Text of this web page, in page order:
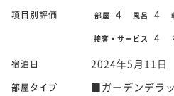
項目別評価 部屋 4 風呂 4
接客・サービス 4
宿泊日 2024年5月11日
部屋タイプ
■ガーデンデラ